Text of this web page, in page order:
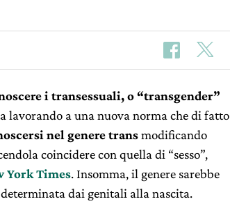
i transessuali, o “transgender”
lavorando a una nuova norma che di fatto
nel genere transmodificando
coincidere con quella di “sesso”,
York Times. Insomma, il genere sarebbe
dai genitali alla nascita.